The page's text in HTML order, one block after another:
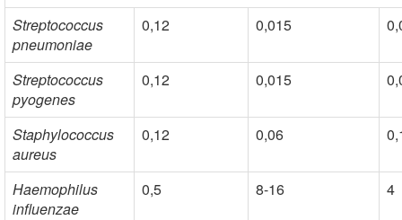
Streptococcus
pneumoniae
0,12 0,015
Streptococcus
pyogenes
0,12 0,015
Staphylococcus
aureus
0,12 0,06
Haemophilus
influenzae
0,5 8-16 4